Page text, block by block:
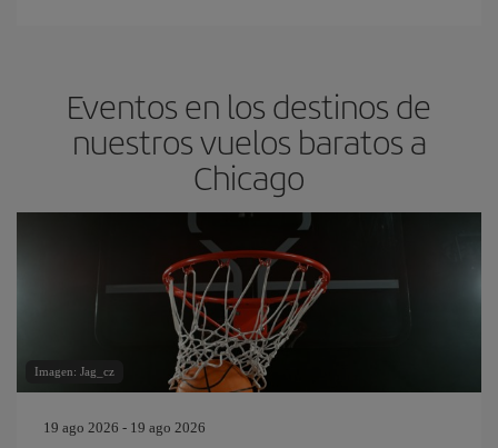
Eventos en los destinos de
nuestros vuelos baratos a
Chicago
Imagen: Jag_cz
19 ago 2026 - 19 ago 2026